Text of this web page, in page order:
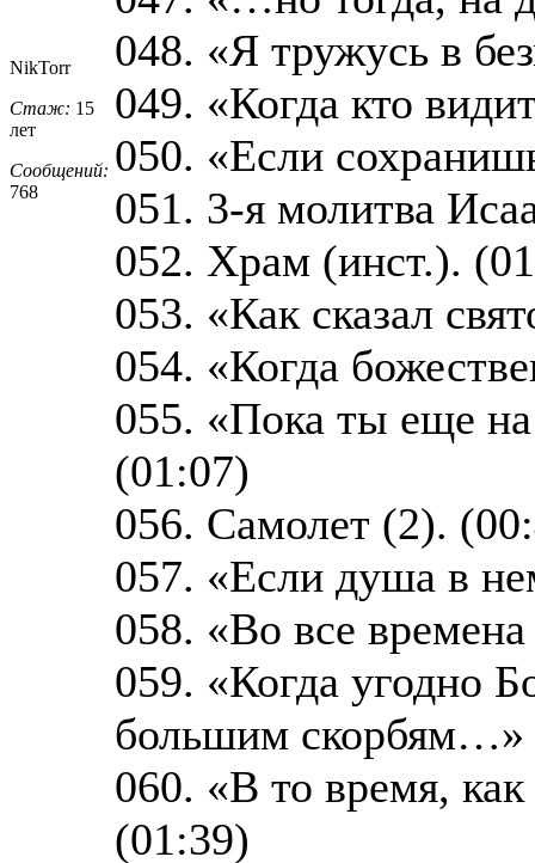
NikTorr
Стаж: 15
лет
Сообщений:
768
048. «Я тружусь в
049. «Когда кто
050. «Если
051. 3-я молитва
052. Храм (инст.).
053. «Как сказал
054. «Когда
055. «Пока ты еще
(01:07)
056. Самолет (2).
057. «Если душа в
058. «Во все
059. «Когда угодно
большим скорбям…»
060. «В то время,
(01:39)